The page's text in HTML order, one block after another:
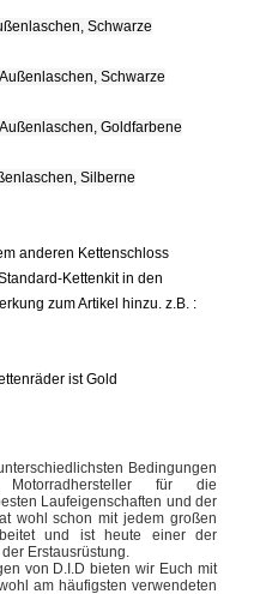
Schwarze
Schwarze
Goldfarbene
Silberne
anderen Kettenschloss
Kettenkit in den
zum Artikel hinzu. z.B. :
ist Gold
Bedingungen
für die
Laufeigenschaften und der
wohl schon mit jedem großen
und ist heute einer der
Erstausrüstung.
von D.I.D bieten wir Euch mit
am häufigsten verwendeten